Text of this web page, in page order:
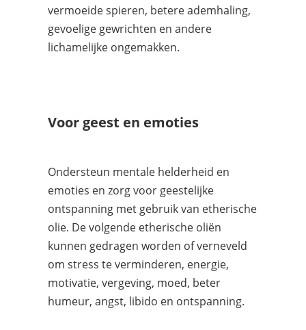
vermoeide spieren, betere ademhaling,
gevoelige gewrichten en andere
lichamelijke ongemakken.
Voor geest en emoties
Ondersteun mentale helderheid en
emoties en zorg voor geestelijke
ontspanning met gebruik van etherische
olie. De volgende etherische oliën
kunnen gedragen worden of verneveld
om stress te verminderen, energie,
motivatie, vergeving, moed, beter
humeur, angst, libido en ontspanning.